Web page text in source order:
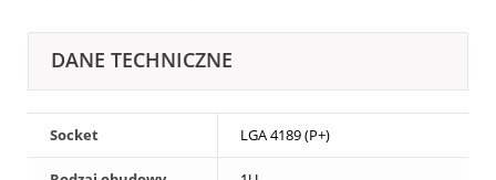
DANE TECHNICZNE
Socket LGA 4189 (P+)